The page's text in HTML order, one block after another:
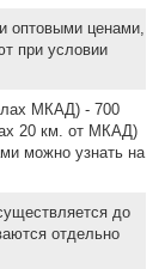
оптовыми ценами,
при условии
МКАД) - 700
20 км. от МКАД)
можно узнать на
до
отдельно